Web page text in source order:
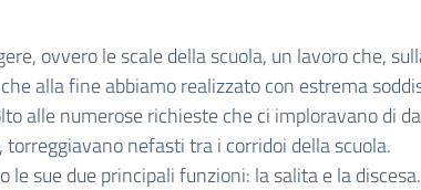
ovvero le scale della scuola, un lavoro che,
alla fine abbiamo realizzato con estrema
alle numerose richieste che ci imploravano di
nefasti tra i corridoi della scuola.
sue due principali funzioni: la salita e la